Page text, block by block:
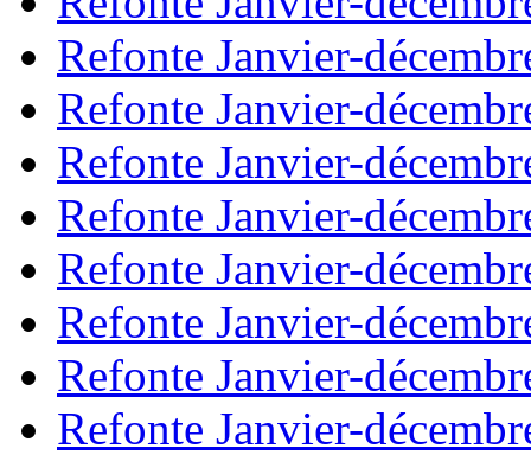
Refonte Janvier-
Refonte Janvier-
Refonte Janvier-
Refonte Janvier-
Refonte Janvier-
Refonte Janvier-
Refonte Janvier-
Refonte Janvier-